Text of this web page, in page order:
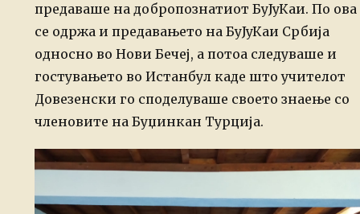
предаваше на добропознатиот БуЈуКаи. По ова
се одржа и предавањето на БуЈуКаи Србија
односно во Нови Бечеј, а потоа следуваше и
гостувањето во Истанбул каде што учителот
Довезенски го споделуваше своето знаење со
членовите на Буџинкан Турција.